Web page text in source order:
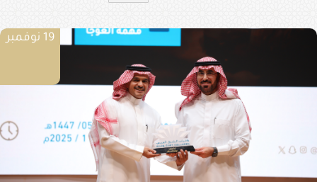
19 نوفمبر